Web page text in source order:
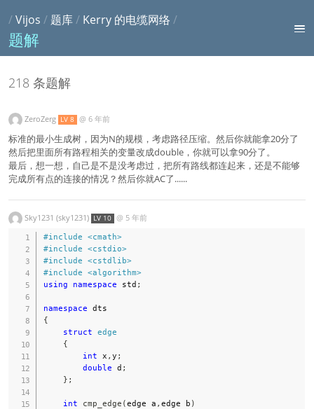
/Vijos / 题库/ Kerry 的电缆网络 /
题解
218 条题解
ZeroZerg LV 8 @ 6 年前
标准的最小生成树，因为N的规模，考虑路径压缩。然后你就能拿20分了
然后把里面所有路程相关的变量改成double，你就可以拿90分了。
最后，想一想，自己是不是没考虑过，把所有路线都连起来，还是不能够
完成所有点的连接的情况？然后你就AC了......
Sky1231 (sky1231) LV 10 @ 5 年前
#include <cmath>
#include <cstdio>
#include <cstdlib>
#include <algorithm>
using
namespace std ;
namespace
{
struct edge
{
int x , y ;
double d ;
} ;
int cmp_edge (edge a , edge b )